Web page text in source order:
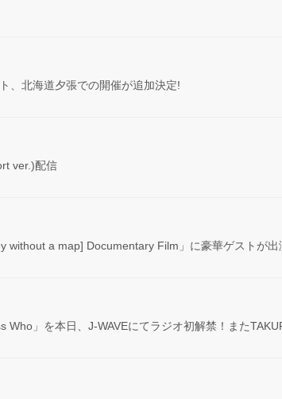
、北海道夕張での開催が追加決定!
ver.)配信
without a map] Documentary Film」に豪華ゲストが出
」を本日、J-WAVEにてラジオ初解禁！また